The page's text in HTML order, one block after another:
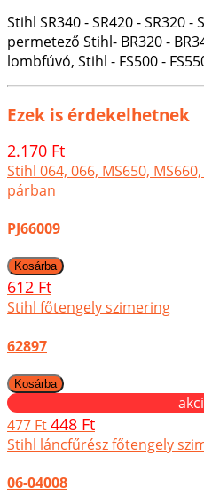
Stihl SR340 - SR420 - SR320
permetező Stihl- BR320 -
lombfúvó, Stihl - FS500 -
Ezek is érdekelhetnek
2.170 Ft
Stihl 064, 066, MS650,
párban
PJ66009
612 Ft
Stihl főtengely szimering
62897
477 Ft448 Ft
Stihl láncfűrész főtengely
06-04008